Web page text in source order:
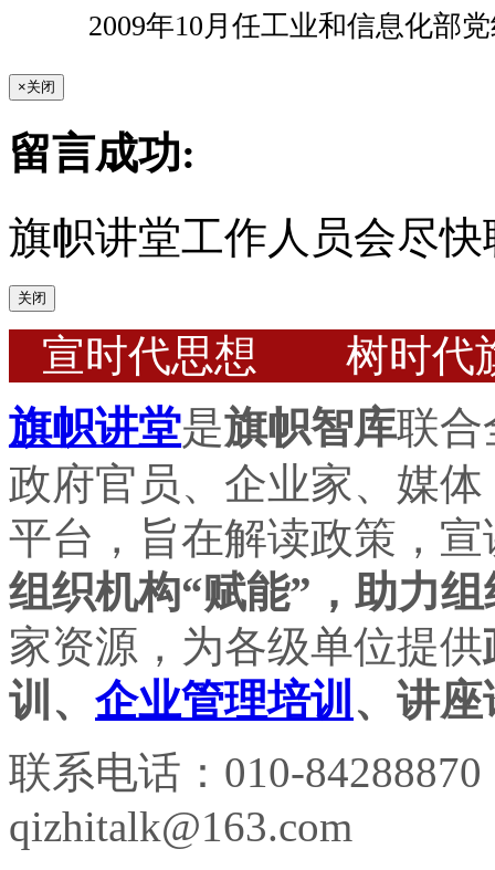
2009年10月任工业和信息化部
×关闭
留言成功:
旗帜讲堂工作人员会尽
关闭
宣时代思想 树时代
旗帜讲堂是旗帜智库联合
政府官员、企业家、媒
平台，旨在解读政策，
组织机构“赋能”，助力
家资源，为各级单位提供
训、 企业管理培训 、讲
联系电话：010-
qizhitalk@163.com